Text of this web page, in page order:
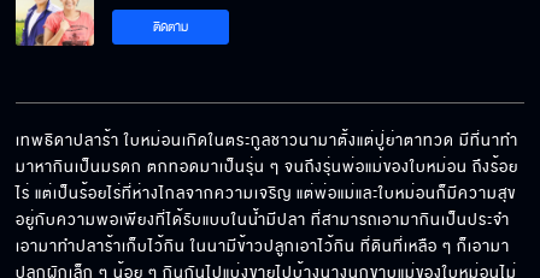
ติดตาม
เทพธิดาปลาร้า ใบหม่อนเกิดในตระกูลชาวนามาตั้งแต่ปู่ย่าตาทวด มีที่นาทำ
มาหากินเป็นมรดก ตกทอดมาเป็นรุ่น ๆ จนถึงรุ่นพ่อแม่ของใบหม่อน ถึงร้อย
ไร่ แต่เป็นร้อยไร่ที่ห่างไกลจากความเจริญ แต่พ่อแม่และใบหม่อนก็มีความสุข
อยู่กับความพอเพียงที่ได้รับแบบในน้ำมีปลา ที่สามารถเอามากินเป็นประจำ
เอามาทำปลาร้าเก็บไว้กิน ในนามีข้าวปลูกเอาไว้กิน ที่ดินที่เหลือ ๆ ก็เอามา
ปลูกผักเล็ก ๆ น้อย ๆ กินกันไปแบ่งขายไปบ้างนางนกขาบแม่ของใบหม่อนไม่